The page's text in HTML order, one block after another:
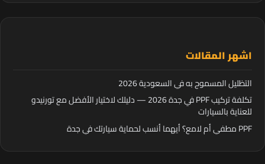
اشهر المقالات
التظليل المسموح به في السعودية 2026
تكلفة تركيب PPF في جدة 2026 — دليلك لاختيار الأفضل مع تورنيدو
للعناية بالسيارات
PPF مطفي أم لامع؟ أيهما أنسب لحماية سيارتك في جدة